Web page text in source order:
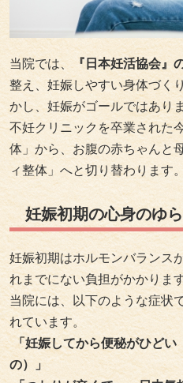
当院では、 『日本妊活協会』
整え、妊娠しやすい身体づく
かし、妊娠がゴールではあり
不妊クリニックを卒業された
体」から、お腹の赤ちゃんと
ィ整体」へと切り替わります。
妊娠初期の心身のゆ
妊娠初期はホルモンバランス
れまでにない負担がかかりま
当院には、以下のような症状
れています。
「妊娠してから便秘がひどい
の）」